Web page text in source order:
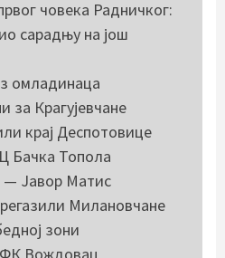
човека Радничког:
сарадњу на још
омладинаца
за Крагујевчане
крај Деспотовице
Бачка Топола
— Јавор Матис
Милановчане
зони